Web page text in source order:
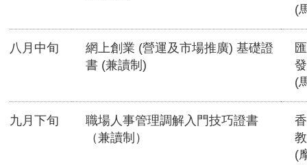
(
八月中旬
網上創業 (營運及市場推廣) 基礎證
書 (兼讀制)
(
九月下旬
職場人事管理調解入門技巧證書
（兼讀制）
(